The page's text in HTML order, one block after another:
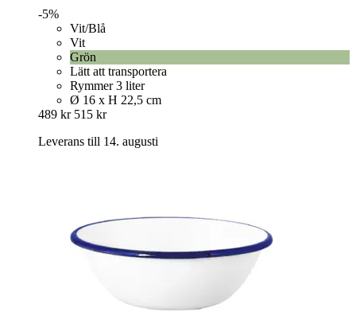
-5%
Vit/Blå
Vit
Grön
Lätt att transportera
Rymmer 3 liter
Ø 16 x H 22,5 cm
489 kr 515 kr
Leverans till 14. augusti